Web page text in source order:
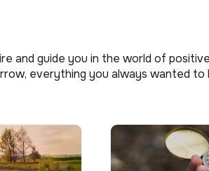
and guide you in the world of
everything you always wanted